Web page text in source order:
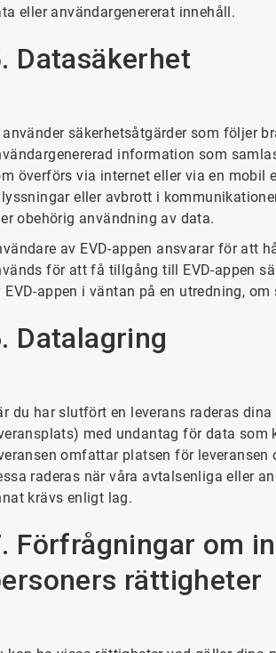
eller användargenererat innehåll.
Datasäkerhet
använder säkerhetsåtgärder som följer
information som
överförs via internet eller via en mobil
eller avbrott i
obehörig användning av data.
av EVD-appen ansvarar för att
för att få tillgång till EVD-appen
EVD-appen i väntan på en utredning,
Datalagring
du har slutfört en leverans raderas
med undantag för data
omfattar platsen för
raderas när våra avtalsenliga eller
krävs enligt lag.
Förfrågningar om
rättigheter